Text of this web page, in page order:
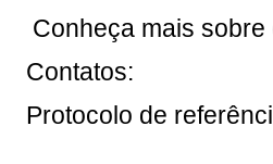
Conheça mais sobre
Contatos:
Protocolo de